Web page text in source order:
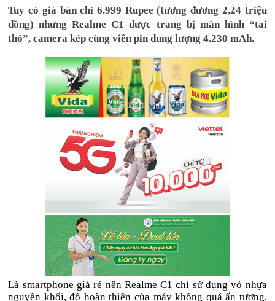
Tuy có giá bán chỉ 6.999 Rupee (tương đương 2,24 triệu
đồng) nhưng Realme C1 được trang bị màn hình “tai
thỏ”, camera kép cùng viên pin dung lượng 4.230 mAh.
Là smartphone giá rẻ nên Realme C1 chỉ sử dụng vỏ nhựa
nguyên khối, độ hoàn thiện của máy không quá ấn tượng.